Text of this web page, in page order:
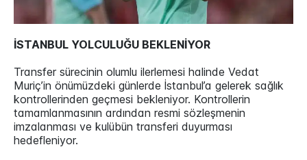
İSTANBUL YOLCULUĞU BEKLENİYOR
Transfer sürecinin olumlu ilerlemesi halinde Vedat
Muriç’in önümüzdeki günlerde İstanbul’a gelerek sağlık
kontrollerinden geçmesi bekleniyor. Kontrollerin
tamamlanmasının ardından resmi sözleşmenin
imzalanması ve kulübün transferi duyurması
hedefleniyor.